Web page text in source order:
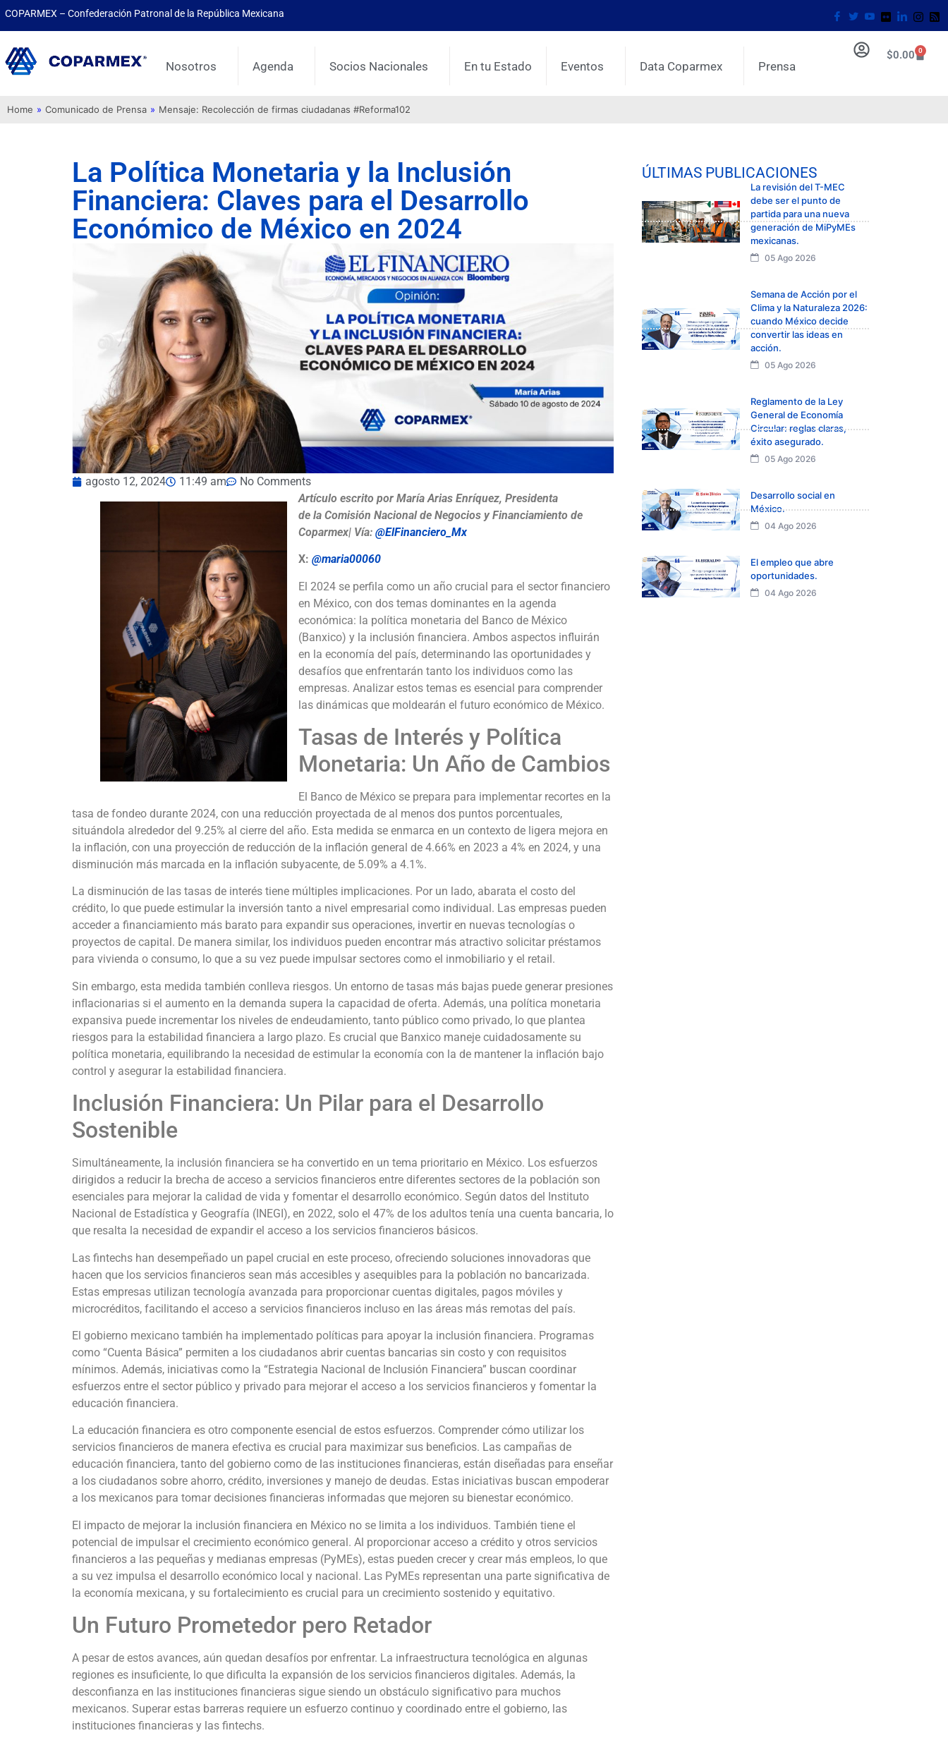
COPARMEX – Confederación Patronal de la República Mexicana
Nosotros Agenda Socios Nacionales En tu Estado Eventos Data Coparmex Prensa
$0.00 0
Home » Comunicado de Prensa » Mensaje: Recolección de firmas ciudadanas #Reforma102
La Política Monetaria y la Inclusión
Financiera: Claves para el Desarrollo
Económico de México en 2024
agosto 12, 2024 11:49 am
No Comments
Artículo escrito por María Arias Enríquez, Presidenta
de la Comisión Nacional de Negocios y Financiamiento de
Coparmex| Vía: @ElFinanciero_Mx
X: @maria00060
El 2024 se perfila como un año crucial para el sector financiero
en México, con dos temas dominantes en la agenda
económica: la política monetaria del Banco de México
(Banxico) y la inclusión financiera. Ambos aspectos influirán
en la economía del país, determinando las oportunidades y
desafíos que enfrentarán tanto los individuos como las
empresas. Analizar estos temas es esencial para comprender
las dinámicas que moldearán el futuro económico de México.
Tasas de Interés y Política
Monetaria: Un Año de Cambios
El Banco de México se prepara para implementar recortes en la
tasa de fondeo durante 2024, con una reducción proyectada de al menos dos puntos porcentuales,
situándola alrededor del 9.25% al cierre del año. Esta medida se enmarca en un contexto de ligera mejora en
la inflación, con una proyección de reducción de la inflación general de 4.66% en 2023 a 4% en 2024, y una
disminución más marcada en la inflación subyacente, de 5.09% a 4.1%.
La disminución de las tasas de interés tiene múltiples implicaciones. Por un lado, abarata el costo del
crédito, lo que puede estimular la inversión tanto a nivel empresarial como individual. Las empresas pueden
acceder a financiamiento más barato para expandir sus operaciones, invertir en nuevas tecnologías o
proyectos de capital. De manera similar, los individuos pueden encontrar más atractivo solicitar préstamos
para vivienda o consumo, lo que a su vez puede impulsar sectores como el inmobiliario y el retail.
Sin embargo, esta medida también conlleva riesgos. Un entorno de tasas más bajas puede generar presiones
inflacionarias si el aumento en la demanda supera la capacidad de oferta. Además, una política monetaria
expansiva puede incrementar los niveles de endeudamiento, tanto público como privado, lo que plantea
riesgos para la estabilidad financiera a largo plazo. Es crucial que Banxico maneje cuidadosamente su
política monetaria, equilibrando la necesidad de estimular la economía con la de mantener la inflación bajo
control y asegurar la estabilidad financiera.
Inclusión Financiera: Un Pilar para el Desarrollo
Sostenible
Simultáneamente, la inclusión financiera se ha convertido en un tema prioritario en México. Los esfuerzos
dirigidos a reducir la brecha de acceso a servicios financieros entre diferentes sectores de la población son
esenciales para mejorar la calidad de vida y fomentar el desarrollo económico. Según datos del Instituto
Nacional de Estadística y Geografía (INEGI), en 2022, solo el 47% de los adultos tenía una cuenta bancaria, lo
que resalta la necesidad de expandir el acceso a los servicios financieros básicos.
Las fintechs han desempeñado un papel crucial en este proceso, ofreciendo soluciones innovadoras que
hacen que los servicios financieros sean más accesibles y asequibles para la población no bancarizada.
Estas empresas utilizan tecnología avanzada para proporcionar cuentas digitales, pagos móviles y
microcréditos, facilitando el acceso a servicios financieros incluso en las áreas más remotas del país.
El gobierno mexicano también ha implementado políticas para apoyar la inclusión financiera. Programas
como “Cuenta Básica” permiten a los ciudadanos abrir cuentas bancarias sin costo y con requisitos
mínimos. Además, iniciativas como la “Estrategia Nacional de Inclusión Financiera” buscan coordinar
esfuerzos entre el sector público y privado para mejorar el acceso a los servicios financieros y fomentar la
educación financiera.
La educación financiera es otro componente esencial de estos esfuerzos. Comprender cómo utilizar los
servicios financieros de manera efectiva es crucial para maximizar sus beneficios. Las campañas de
educación financiera, tanto del gobierno como de las instituciones financieras, están diseñadas para enseñar
a los ciudadanos sobre ahorro, crédito, inversiones y manejo de deudas. Estas iniciativas buscan empoderar
a los mexicanos para tomar decisiones financieras informadas que mejoren su bienestar económico.
El impacto de mejorar la inclusión financiera en México no se limita a los individuos. También tiene el
potencial de impulsar el crecimiento económico general. Al proporcionar acceso a crédito y otros servicios
financieros a las pequeñas y medianas empresas (PyMEs), estas pueden crecer y crear más empleos, lo que
a su vez impulsa el desarrollo económico local y nacional. Las PyMEs representan una parte significativa de
la economía mexicana, y su fortalecimiento es crucial para un crecimiento sostenido y equitativo.
Un Futuro Prometedor pero Retador
A pesar de estos avances, aún quedan desafíos por enfrentar. La infraestructura tecnológica en algunas
regiones es insuficiente, lo que dificulta la expansión de los servicios financieros digitales. Además, la
desconfianza en las instituciones financieras sigue siendo un obstáculo significativo para muchos
mexicanos. Superar estas barreras requiere un esfuerzo continuo y coordinado entre el gobierno, las
instituciones financieras y las fintechs.
ÚLTIMAS PUBLICACIONES
La revisión del T-MEC
debe ser el punto de
partida para una nueva
generación de MiPyMEs
mexicanas.
05 Ago 2026
Semana de Acción por el
Clima y la Naturaleza 2026:
cuando México decide
convertir las ideas en
acción.
05 Ago 2026
Reglamento de la Ley
General de Economía
Circular: reglas claras,
éxito asegurado.
05 Ago 2026
Desarrollo social en
México.
04 Ago 2026
El empleo que abre
oportunidades.
04 Ago 2026